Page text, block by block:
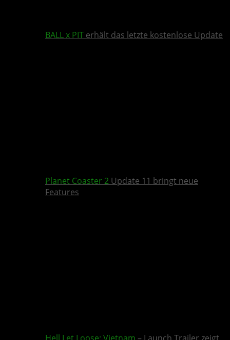
BALL x PIT erhält das letzte kostenlose Update
Planet Coaster 2 Update 11 bringt neue
Features